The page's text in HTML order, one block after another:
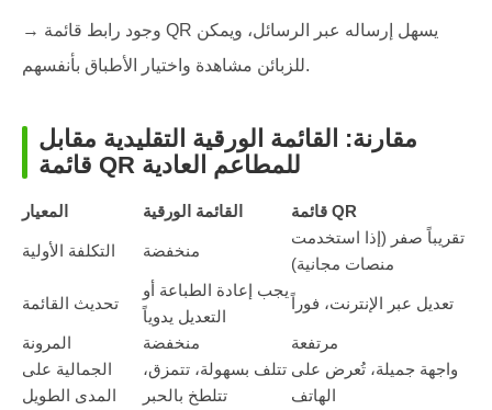
→ وجود رابط قائمة QR يسهل إرساله عبر الرسائل، ويمكن
للزبائن مشاهدة واختيار الأطباق بأنفسهم.
مقارنة: القائمة الورقية التقليدية مقابل
قائمة QR للمطاعم العادية
المعيار القائمة الورقية قائمة QR
التكلفة الأولية منخفضة
تقريباً صفر (إذا استخدمت
منصات مجانية)
تحديث القائمة
يجب إعادة الطباعة أو
التعديل يدوياً
تعديل عبر الإنترنت، فوراً
المرونة منخفضة
مرتفعة
الجمالية على
المدى الطويل
تتلف بسهولة، تتمزق،
تتلطخ بالحبر
واجهة جميلة، تُعرض على
الهاتف